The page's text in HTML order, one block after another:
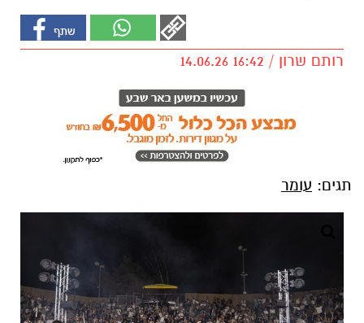
רותם שרון / 16:42 14.06.26